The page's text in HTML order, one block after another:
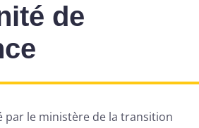
de
par le ministère de la transition